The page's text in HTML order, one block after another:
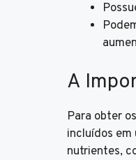
A
Para obter
incluídos
nutrientes,